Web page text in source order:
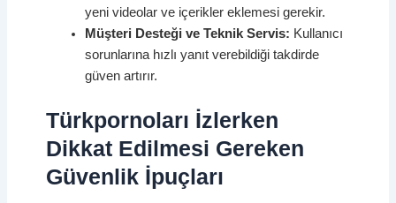
yeni videolar ve içerikler eklemesi gerekir.
Müşteri Desteği ve Teknik Servis: Kullanıcı
sorunlarına hızlı yanıt verebildiği takdirde
güven artırır.
Türkpornoları İzlerken
Dikkat Edilmesi Gereken
Güvenlik İpuçları